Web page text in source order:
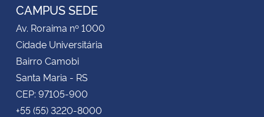
CAMPUS SEDE
Av. Roraima nº 1000
Cidade Universitária
Bairro Camobi
Santa Maria - RS
CEP: 97105-900
+55 (55) 3220-8000